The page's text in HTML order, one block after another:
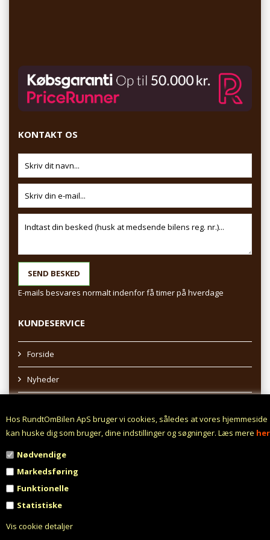
Hos RundtOmBilen ApS bruger vi cookies, således at vores hjemmeside
kan huske dig som bruger, dine indstillinger og søgninger. Læs mere her
Nødvendige
Markedsføring
Funktionelle
Statistiske
Vis cookie detaljer
KONTAKT OS
E-mails besvares normalt indenfor få timer på hverdage
KUNDESERVICE
Forside
Nyheder
Afhentning af varer
Profil
Fortrydelsesret
Fortryd aftale